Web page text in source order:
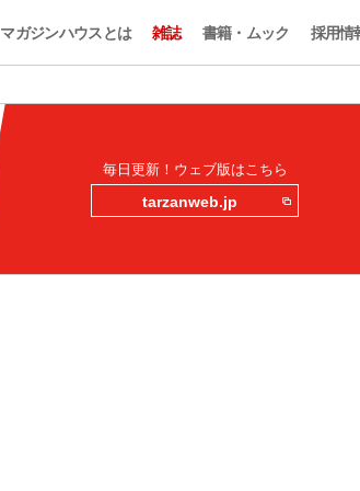
マガジンハウスとは 雑誌 書籍・ムック 採用情
毎日更新！ウェブ版はこちら
tarzanweb.jp